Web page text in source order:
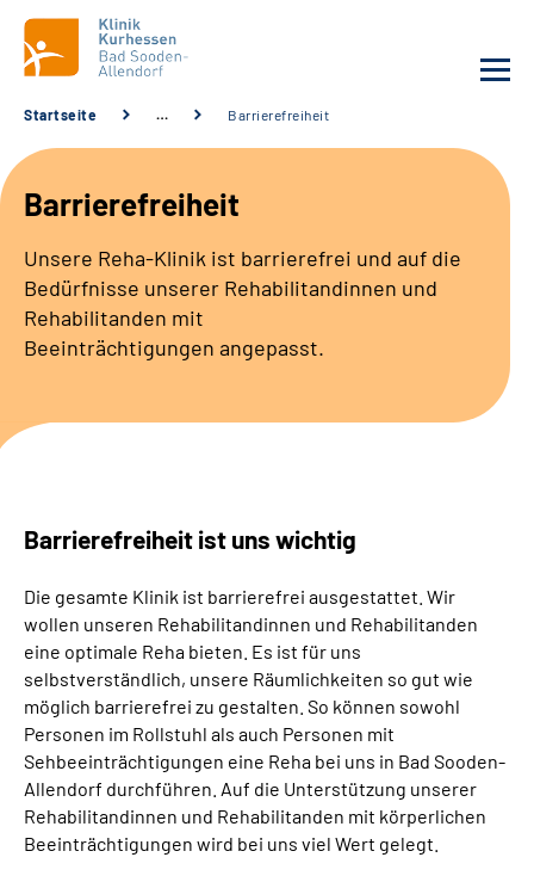
Unsere Klinik
Unsere Angebote
Service
Karriere
Sozialdienste & Zuweisende
Leichte Sprache
Gebärdensprache
Startseite … Barrierefreiheit
Barrierefreiheit
Unsere Reha-Klinik ist barrierefrei und auf die
Bedürfnisse unserer Rehabilitandinnen und
Rehabilitanden mit
Beeinträchtigungen angepasst.
Barrierefreiheit ist uns wichtig
Die gesamte Klinik ist barrierefrei ausgestattet. Wir
wollen unseren Rehabilitandinnen und Rehabilitanden
eine optimale Reha bieten. Es ist für uns
selbstverständlich, unsere Räumlichkeiten so gut wie
möglich barrierefrei zu gestalten. So können sowohl
Personen im Rollstuhl als auch Personen mit
Sehbeeinträchtigungen eine Reha bei uns in Bad Sooden-
Allendorf durchführen. Auf die Unterstützung unserer
Rehabilitandinnen und Rehabilitanden mit körperlichen
Beeinträchtigungen wird bei uns viel Wert gelegt.